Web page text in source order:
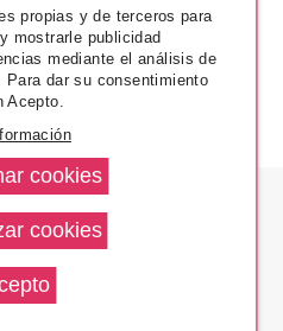
propias y de terceros para
mostrarle publicidad
mediante el análisis de
dar su consentimiento